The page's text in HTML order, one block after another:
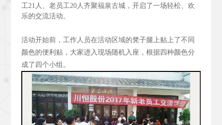
工21人、老员工20人齐聚福泉古城，开启了一场轻松、欢
乐的交流活动。
活动开始前，工作人员在活动区域的凳子腿上贴上了不同
颜色的便利贴，大家进入现场随机入座，根据四种颜色分
成了四个小组。